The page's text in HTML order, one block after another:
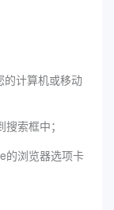
的计算机或移动
索框中；
的浏览器选项卡